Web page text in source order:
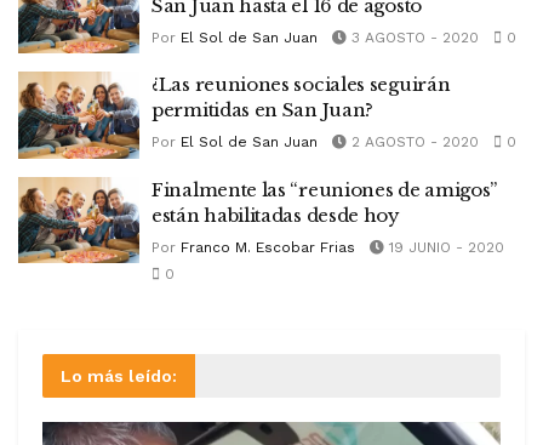
San Juan hasta el 16 de agosto
Por El Sol de San Juan 3 AGOSTO - 2020 0
¿Las reuniones sociales seguirán
permitidas en San Juan?
Por El Sol de San Juan 2 AGOSTO - 2020 0
Finalmente las “reuniones de amigos”
están habilitadas desde hoy
Por Franco M. Escobar Frias
19 JUNIO - 2020
0
Lo más leído: